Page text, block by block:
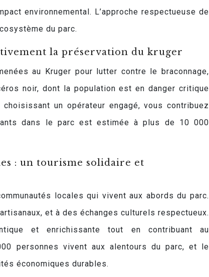
environnemental. L’approche respectueuse de
du parc.
la préservation du kruger
au Kruger pour lutter contre le braconnage,
noir, dont la population est en danger critique
un opérateur engagé, vous contribuez
dans le parc est estimée à plus de 10 000
: un tourisme solidaire et
locales qui vivent aux abords du parc.
et à des échanges culturels respectueux.
et enrichissante tout en contribuant au
personnes vivent aux alentours du parc, et le
économiques durables.